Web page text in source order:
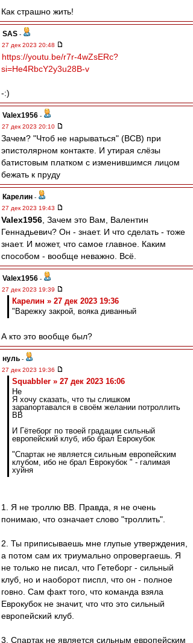
Как страшно жить!
SAS -
27 дек 2023 20:48
https://youtu.be/r7r-4wZsERc?
si=He4RbcY2y3u28B-v
-:)
Valex1956 -
27 дек 2023 20:10
Зачем? "Чтоб не нарываться" (ВСВ) при
эпистолярном контакте. И утирая слёзы
батистовым платком с изменившимся лицом
бежать к пруду
Карелин -
27 дек 2023 19:43
Valex1956 , Зачем это Вам, Валентин
Геннадьевич? Он - знает. И что сделать - тоже
знает. И может, что самое главное. Каким
способом - вообще неважно. Всё.
Valex1956 -
27 дек 2023 19:39
Карелин » 27 дек 2023 19:36
"Варежку закрой, вояка диванный
А кто это вообще был?
нуль -
27 дек 2023 19:36
Squabbler » 27 дек 2023 16:06
Не
Я хочу сказать, что ты слишком
зарапортавался в своём желании потроллить
ВВ
И Гётеборг по твоей градации сильный
европейский клуб, ибо брал Еврокубок
"Спартак не является сильным европейским
клубом, ибо не брал Еврокубок " - галимая
хуйня
1. Я не троллю ВВ. Правда, я не очень
понимаю, что означает слово "троллить".
2. Ты приписываешь мне глупые утверждения,
а потом сам их триумально опровергаешь. Я
не только не писал, что Гетеборг - сильный
клуб, но и наоборот писпл, что он - полное
говно. Сам факт того, что команда взяла
Еврокубок не значит, что что это сильный
европейский клуб.
3. Спартак не является сильным европейским